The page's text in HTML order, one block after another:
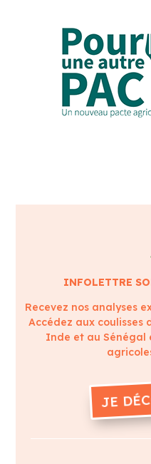
INFOLETTRE
Recevez nos analyses
Accédez aux coulisses
Inde et au Sénégal
JE